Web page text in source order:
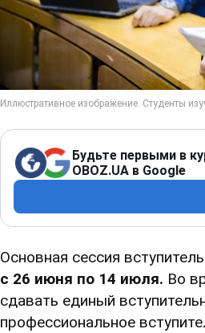
Будьте первыми в
OBOZ.UA в Google
Основная сессия
с 26 июня по 14 июля. Во
сдавать единый
профессиональное